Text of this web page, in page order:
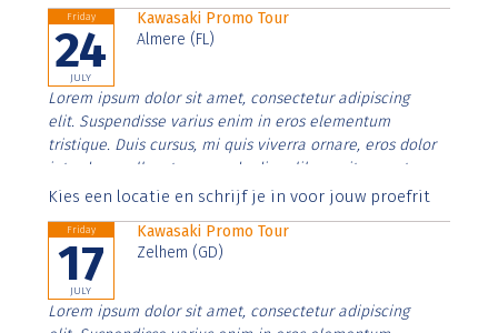
Friday
24
JULY
Kawasaki Promo Tour
Almere (FL)
Lorem ipsum dolor sit amet, consectetur adipiscing
elit. Suspendisse varius enim in eros elementum
tristique. Duis cursus, mi quis viverra ornare, eros dolor
interdum nulla, ut commodo diam libero vitae erat.
Aenean faucibus nibh et justo cursus id rutrum lorem
Kies een locatie en schrijf je in voor jouw proefrit
Friday
17
JULY
Kawasaki Promo Tour
Zelhem (GD)
Lorem ipsum dolor sit amet, consectetur adipiscing